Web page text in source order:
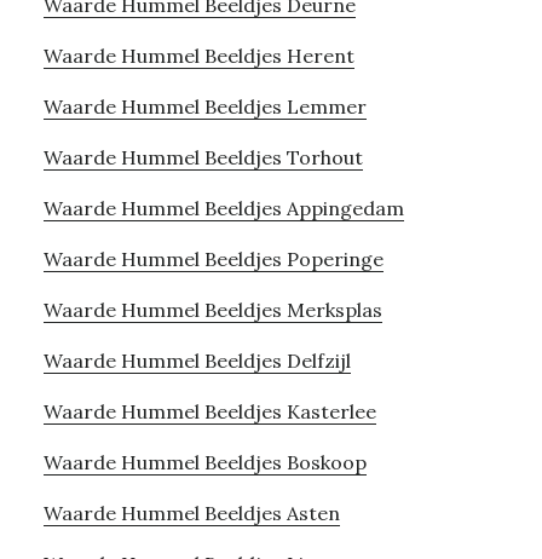
Waarde Hummel Beeldjes Herent
Waarde Hummel Beeldjes Lemmer
Waarde Hummel Beeldjes Torhout
Waarde Hummel Beeldjes Appingedam
Waarde Hummel Beeldjes Poperinge
Waarde Hummel Beeldjes Merksplas
Waarde Hummel Beeldjes Delfzijl
Waarde Hummel Beeldjes Kasterlee
Waarde Hummel Beeldjes Boskoop
Waarde Hummel Beeldjes Asten